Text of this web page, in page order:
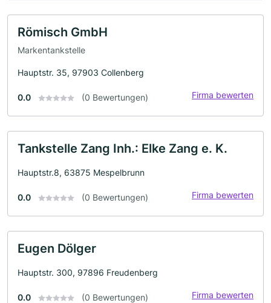
Römisch GmbH
Markentankstelle
Hauptstr. 35, 97903 Collenberg
0.0 (0 Bewertungen) Firma bewerten
Tankstelle Zang Inh.: Elke Zang e. K.
Hauptstr.8, 63875 Mespelbrunn
0.0 (0 Bewertungen) Firma bewerten
Eugen Dölger
Hauptstr. 300, 97896 Freudenberg
0.0 (0 Bewertungen) Firma bewerten